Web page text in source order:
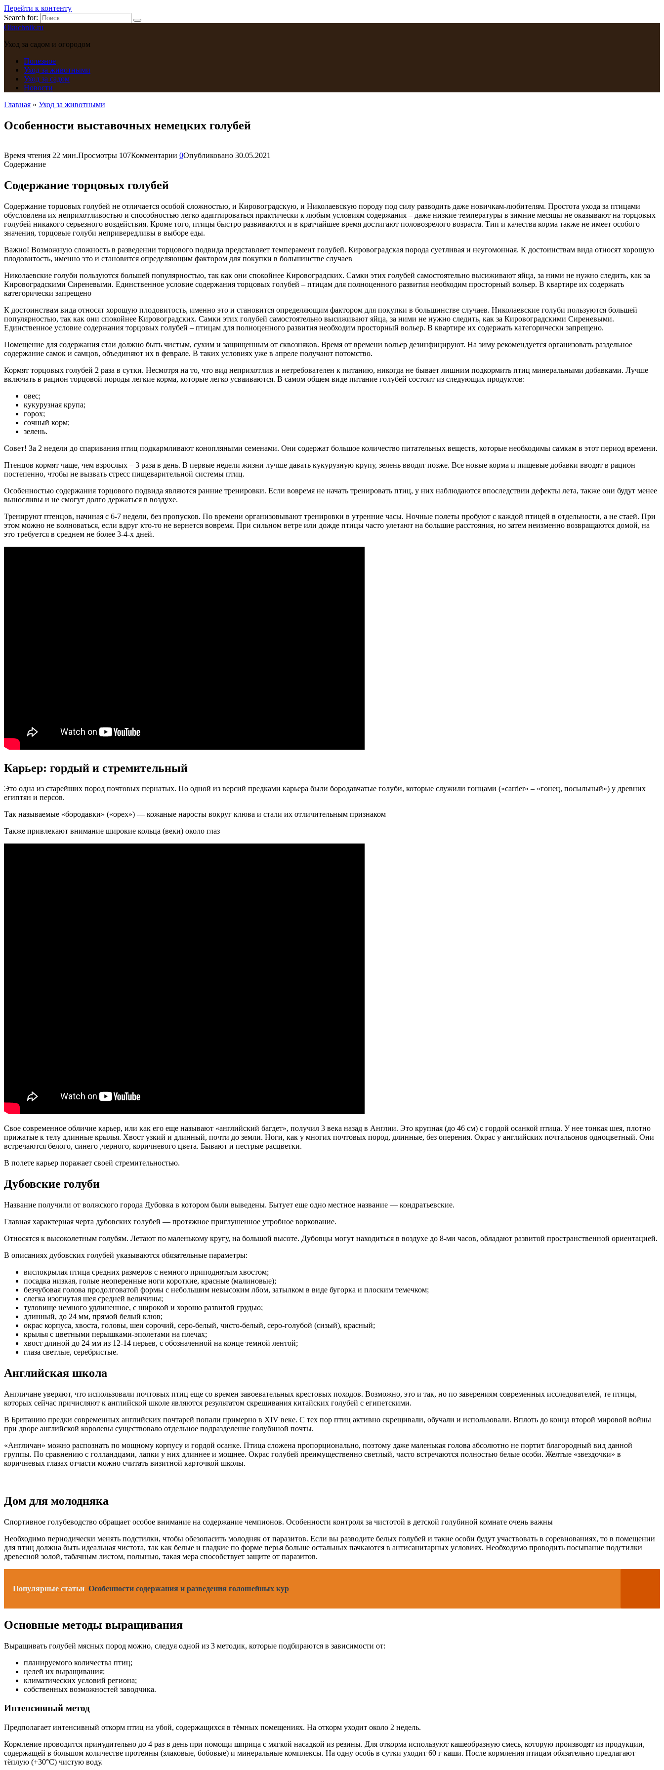
Перейти к контенту
Search for:
Okuchnik.ru
Уход за садом и огородом
Полезное
Уход за животными
Уход за садом
Новости
Главная » Уход за животными
Особенности выставочных немецких голубей
Время чтения 22 мин.Просмотры 107Комментарии 0Опубликовано 30.05.2021
Содержание
Содержание торцовых голубей
Содержание торцовых голубей не отличается особой сложностью, и Кировоградскую, и Николаевскую породу под силу разводить даже новичкам-любителям. Простота ухода за птицами
обусловлена их неприхотливостью и способностью легко адаптироваться практически к любым условиям содержания – даже низкие температуры в зимние месяцы не оказывают на торцовых
голубей никакого серьезного воздействия. Кроме того, птицы быстро развиваются и в кратчайшее время достигают половозрелого возраста. Тип и качества корма также не имеет особого
значения, торцовые голуби непривередливы в выборе еды.
Важно! Возможную сложность в разведении торцового подвида представляет темперамент голубей. Кировоградская порода суетливая и неугомонная. К достоинствам вида относят хорошую
плодовитость, именно это и становится определяющим фактором для покупки в большинстве случаев
Николаевские голуби пользуются большей популярностью, так как они спокойнее Кировоградских. Самки этих голубей самостоятельно высиживают яйца, за ними не нужно следить, как за
Кировоградскими Сиреневыми. Единственное условие содержания торцовых голубей – птицам для полноценного развития необходим просторный вольер. В квартире их содержать
категорически запрещено
К достоинствам вида относят хорошую плодовитость, именно это и становится определяющим фактором для покупки в большинстве случаев. Николаевские голуби пользуются большей
популярностью, так как они спокойнее Кировоградских. Самки этих голубей самостоятельно высиживают яйца, за ними не нужно следить, как за Кировоградскими Сиреневыми.
Единственное условие содержания торцовых голубей – птицам для полноценного развития необходим просторный вольер. В квартире их содержать категорически запрещено.
Помещение для содержания стаи должно быть чистым, сухим и защищенным от сквозняков. Время от времени вольер дезинфицируют. На зиму рекомендуется организовать раздельное
содержание самок и самцов, объединяют их в феврале. В таких условиях уже в апреле получают потомство.
Кормят торцовых голубей 2 раза в сутки. Несмотря на то, что вид неприхотлив и нетребователен к питанию, никогда не бывает лишним подкормить птиц минеральными добавками. Лучше
включать в рацион торцовой породы легкие корма, которые легко усваиваются. В самом общем виде питание голубей состоит из следующих продуктов:
овес;
кукурузная крупа;
горох;
сочный корм;
зелень.
Совет! За 2 недели до спаривания птиц подкармливают конопляными семенами. Они содержат большое количество питательных веществ, которые необходимы самкам в этот период времени.
Птенцов кормят чаще, чем взрослых – 3 раза в день. В первые недели жизни лучше давать кукурузную крупу, зелень вводят позже. Все новые корма и пищевые добавки вводят в рацион
постепенно, чтобы не вызвать стресс пищеварительной системы птиц.
Особенностью содержания торцового подвида являются ранние тренировки. Если вовремя не начать тренировать птиц, у них наблюдаются впоследствии дефекты лета, также они будут менее
выносливы и не смогут долго держаться в воздухе.
Тренируют птенцов, начиная с 6-7 недели, без пропусков. По времени организовывают тренировки в утренние часы. Ночные полеты пробуют с каждой птицей в отдельности, а не стаей. При
этом можно не волноваться, если вдруг кто-то не вернется вовремя. При сильном ветре или дожде птицы часто улетают на большие расстояния, но затем неизменно возвращаются домой, на
это требуется в среднем не более 3-4-х дней.
Карьер: гордый и стремительный
Это одна из старейших пород почтовых пернатых. По одной из версий предками карьера были бородавчатые голуби, которые служили гонцами («carrier» – «гонец, посыльный») у древних
египтян и персов.
Так называемые «бородавки» («орех») — кожаные наросты вокруг клюва и стали их отличительным признаком
Также привлекают внимание широкие кольца (веки) около глаз
Свое современное обличие карьер, или как его еще называют «английский багдет», получил 3 века назад в Англии. Это крупная (до 46 см) с гордой осанкой птица. У нее тонкая шея, плотно
прижатые к телу длинные крылья. Хвост узкий и длинный, почти до земли. Ноги, как у многих почтовых пород, длинные, без оперения. Окрас у английских почтальонов одноцветный. Они
встречаются белого, синего ,черного, коричневого цвета. Бывают и пестрые расцветки.
В полете карьер поражает своей стремительностью.
Дубовские голуби
Название получили от волжского города Дубовка в котором были выведены. Бытует еще одно местное название — кондратьевские.
Главная характерная черта дубовских голубей — протяжное приглушенное утробное воркование.
Относятся к высоколетным голубям. Летают по маленькому кругу, на большой высоте. Дубовцы могут находиться в воздухе до 8-ми часов, обладают развитой пространственной ориентацией.
В описаниях дубовских голубей указываются обязательные параметры:
вислокрылая птица средних размеров с немного приподнятым хвостом;
посадка низкая, голые неоперенные ноги короткие, красные (малиновые);
безчубовая голова продолговатой формы с небольшим невысоким лбом, затылком в виде бугорка и плоским темечком;
слегка изогнутая шея средней величины;
туловище немного удлиненное, с широкой и хорошо развитой грудью;
длинный, до 24 мм, прямой белый клюв;
окрас корпуса, хвоста, головы, шеи сорочий, серо-белый, чисто-белый, серо-голубой (сизый), красный;
крылья с цветными перышками-эполетами на плечах;
хвост длиной до 24 мм из 12-14 перьев, с обозначенной на конце темной лентой;
глаза светлые, серебристые.
Английская школа
Англичане уверяют, что использовали почтовых птиц еще со времен завоевательных крестовых походов. Возможно, это и так, но по заверениям современных исследователей, те птицы,
которых сейчас причисляют к английской школе являются результатом скрещивания китайских голубей с египетскими.
В Британию предки современных английских почтарей попали примерно в XIV веке. С тех пор птиц активно скрещивали, обучали и использовали. Вплоть до конца второй мировой войны
при дворе английской королевы существовало отдельное подразделение голубиной почты.
«Англичан» можно распознать по мощному корпусу и гордой осанке. Птица сложена пропорционально, поэтому даже маленькая голова абсолютно не портит благородный вид данной
группы. По сравнению с голландцами, лапки у них длиннее и мощнее. Окрас голубей преимущественно светлый, часто встречаются полностью белые особи. Желтые «звездочки» в
коричневых глазах отчасти можно считать визитной карточкой школы.
Дом для молодняка
Спортивное голубеводство обращает особое внимание на содержание чемпионов. Особенности контроля за чистотой в детской голубиной комнате очень важны
Необходимо периодически менять подстилки, чтобы обезопасить молодняк от паразитов. Если вы разводите белых голубей и такие особи будут участвовать в соревнованиях, то в помещении
для птиц должна быть идеальная чистота, так как белые и гладкие по форме перья больше остальных пачкаются в антисанитарных условиях. Необходимо проводить посыпание подстилки
древесной золой, табачным листом, полынью, такая мера способствует защите от паразитов.
Популярные статьи Особенности содержания и разведения голошейных кур
Основные методы выращивания
Выращивать голубей мясных пород можно, следуя одной из 3 методик, которые подбираются в зависимости от:
планируемого количества птиц;
целей их выращивания;
климатических условий региона;
собственных возможностей заводчика.
Интенсивный метод
Предполагает интенсивный откорм птиц на убой, содержащихся в тёмных помещениях. На откорм уходит около 2 недель.
Кормление проводится принудительно до 4 раз в день при помощи шприца с мягкой насадкой из резины. Для откорма используют кашеобразную смесь, которую производят из продукции,
содержащей в большом количестве протеины (злаковые, бобовые) и минеральные комплексы. На одну особь в сутки уходит 60 г каши. После кормления птицам обязательно предлагают
тёплую (+30°С) чистую воду.